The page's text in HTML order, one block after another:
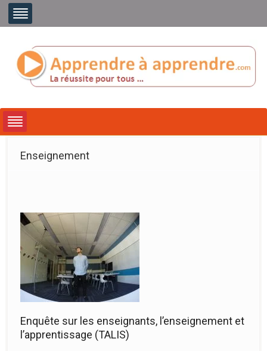
Enseignement
Enquête sur les enseignants, l’enseignement et
l’apprentissage (TALIS)